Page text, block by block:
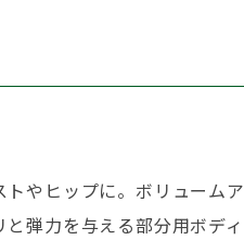
やヒップに。ボリュームア
弾力を与える部分用ボディ